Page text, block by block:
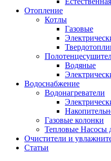
Отопление
Котлы
Газовые
Водяные
Водоснабжение
Водонагреватели
Газовые колонки
Тепловые Насосы
Очистители и
Статьи